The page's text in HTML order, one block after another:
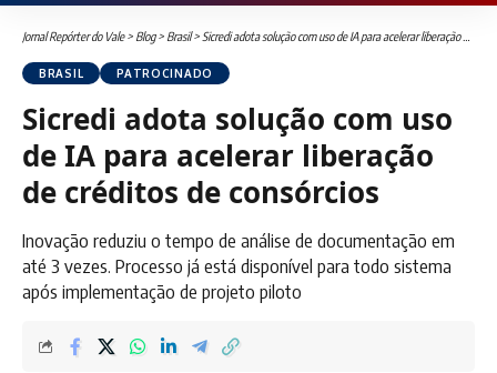
Jornal Repórter do Vale> Blog> Brasil> Sicredi adota solução com uso de IA para acelerar liberação de créditos de consórcios
BRASIL PATROCINADO
Sicredi adota solução com uso
de IA para acelerar liberação
de créditos de consórcios
Inovação reduziu o tempo de análise de documentação em
até 3 vezes. Processo já está disponível para todo sistema
após implementação de projeto piloto